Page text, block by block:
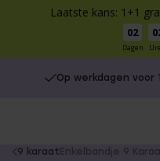
Laatste kans: 1+1
02
Dagen
Op werkdagen voor
You
9 karaat Enkelbandje 9